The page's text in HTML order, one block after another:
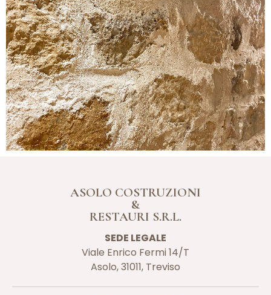
ASOLO COSTRUZIONI
&
RESTAURI S.R.L.
SEDE LEGALE
Viale Enrico Fermi 14/T
Asolo,31011, Treviso